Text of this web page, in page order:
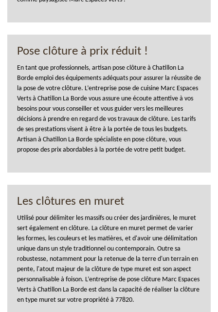
Pose clôture à prix réduit !
En tant que professionnels, artisan pose clôture à Chatillon La
Borde emploi des équipements adéquats pour assurer la réussite de
la pose de votre clôture. L’entreprise pose de cuisine Marc Espaces
Verts à Chatillon La Borde vous assure une écoute attentive à vos
besoins pour vous conseiller et vous guider vers les meilleures
décisions à prendre en regard de vos travaux de clôture. Les tarifs
de ses prestations visent à être à la portée de tous les budgets.
Artisan à Chatillon La Borde spécialiste en pose clôture, vous
propose des prix abordables à la portée de votre petit budget.
Les clôtures en muret
Utilisé pour délimiter les massifs ou créer des jardinières, le muret
sert également en clôture. La clôture en muret permet de varier
les formes, les couleurs et les matières, et d'avoir une délimitation
unique dans un style traditionnel ou contemporain. Outre sa
robustesse, notamment pour la retenue de la terre d'un terrain en
pente, l'atout majeur de la clôture de type muret est son aspect
personnalisable à foison. L’entreprise de pose clôture Marc Espaces
Verts à Chatillon La Borde est dans la capacité de réaliser la clôture
en type muret sur votre propriété à 77820.